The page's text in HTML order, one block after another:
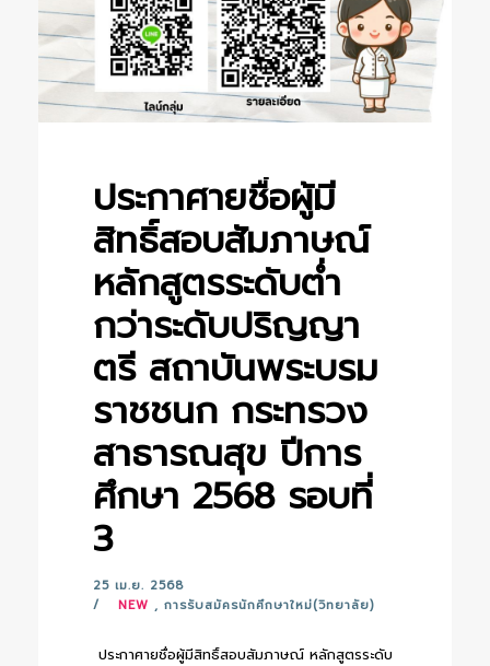
ประกาศายชื่อผู้มี
สิทธิ์สอบสัมภาษณ์
หลักสูตรระดับต่ำ
กว่าระดับปริญญา
ตรี สถาบันพระบรม
ราชชนก กระทรวง
สาธารณสุข ปีการ
ศึกษา 2568 รอบที่
3
25 เม.ย. 2568
NEW , การรับสมัครนักศึกษาใหม่(วิทยาลัย)
ประกาศายชื่อผู้มีสิทธิ์สอบสัมภาษณ์ หลักสูตรระดับ